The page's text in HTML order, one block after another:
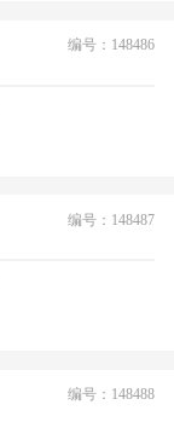
编号：148486
编号：148487
编号：148488